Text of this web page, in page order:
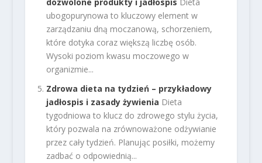
dozwolone produkty i jadłospis Dieta
ubogopurynowa to kluczowy element w
zarządzaniu dną moczanową, schorzeniem,
które dotyka coraz większą liczbę osób.
Wysoki poziom kwasu moczowego w
organizmie...
Zdrowa dieta na tydzień – przykładowy
jadłospis i zasady żywienia Dieta
tygodniowa to klucz do zdrowego stylu życia,
który pozwala na zrównoważone odżywianie
przez cały tydzień. Planując posiłki, możemy
zadbać o odpowiednią...